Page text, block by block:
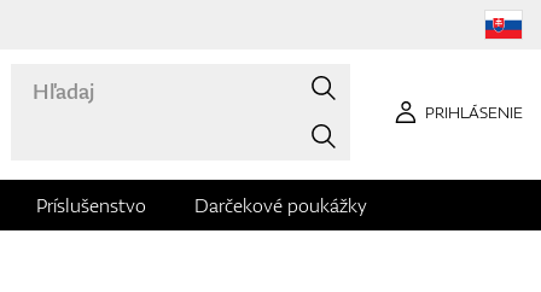
PRIHLÁSENIE
Príslušenstvo Darčekové poukážky